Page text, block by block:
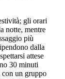
gli orari
notte, mentre
più
dalla
attese
30 minuti
con un gruppo